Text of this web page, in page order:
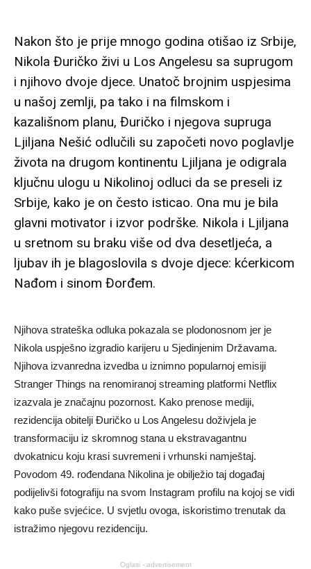
Nakon što je prije mnogo godina otišao iz Srbije,
Nikola Đuričko živi u Los Angelesu sa suprugom
i njihovo dvoje djece. Unatoč brojnim uspjesima
u našoj zemlji, pa tako i na filmskom i
kazališnom planu, Đuričko i njegova supruga
Ljiljana Nešić odlučili su započeti novo poglavlje
života na drugom kontinentu Ljiljana je odigrala
ključnu ulogu u Nikolinoj odluci da se preseli iz
Srbije, kako je on često isticao. Ona mu je bila
glavni motivator i izvor podrške. Nikola i Ljiljana
u sretnom su braku više od dva desetljeća, a
ljubav ih je blagoslovila s dvoje djece: kćerkicom
Nađom i sinom Đorđem.
Njihova strateška odluka pokazala se plodonosnom jer je
Nikola uspješno izgradio karijeru u Sjedinjenim Državama.
Njihova izvanredna izvedba u iznimno popularnoj emisiji
Stranger Things na renomiranoj streaming platformi Netflix
izazvala je značajnu pozornost. Kako prenose mediji,
rezidencija obitelji Đuričko u Los Angelesu doživjela je
transformaciju iz skromnog stana u ekstravagantnu
dvokatnicu koju krasi suvremeni i vrhunski namještaj.
Povodom 49. rođendana Nikolina je obilježio taj događaj
podijelivši fotografiju na svom Instagram profilu na kojoj se vidi
kako puše svjećice. U svjetlu ovoga, iskoristimo trenutak da
istražimo njegovu rezidenciju.
Oglasi - advertisement